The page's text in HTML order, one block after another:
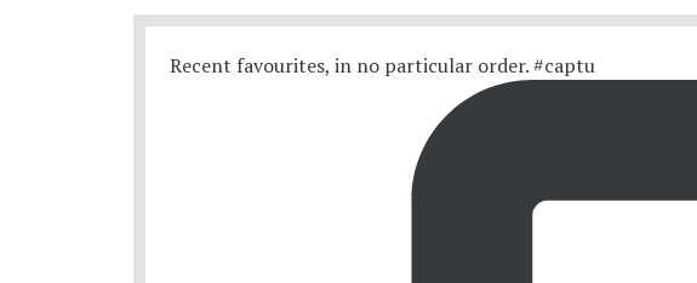
Recent favourites, in no particular order. #captu